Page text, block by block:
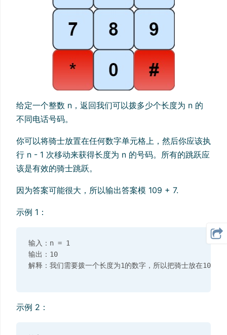
给定一个整数 n，返回我们可以拨多少个长度为 n 的
不同电话号码。
你可以将骑士放置在任何数字单元格上，然后你应该执
行 n - 1 次移动来获得长度为 n 的号码。所有的跳跃应
该是有效的骑士跳跃。
因为答案可能很大，所以输出答案模 109 + 7.
示例 1：
输入：n = 1
输出：10
示例 2：